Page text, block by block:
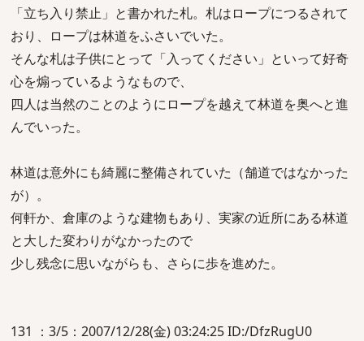
「立ち入り禁止」と書かれた札。札はロープにつるされて
おり、ロープは林道をふさいでいた。
そんな札は子供にとって「入ってください」といって好奇
心を煽っているようなもので、
四人は当然のことのようにロープを越えて林道を奥へと進
んでいった。
林道は意外にも綺麗に整備されていた（舗道ではなかった
が）。
何軒か、倉庫のような建物もあり、実家の近所にある林道
と大した変わりがなかったので
少し残念に思いながらも、さらに歩を進めた。
131 ：3/5：2007/12/28(金) 03:24:25 ID:/DfzRugU0